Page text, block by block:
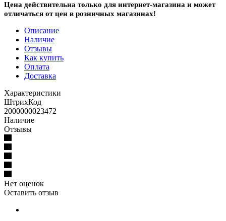
Цена действительна только для интернет-магазина и может
отличаться от цен в розничных магазинах!
Описание
Наличие
Отзывы
Как купить
Оплата
Доставка
Характеристики
ШтрихКод
2000000023472
Наличие
Отзывы
Нет оценок
Оставить отзыв